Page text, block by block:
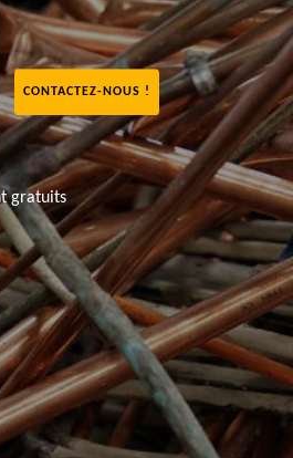
CONTACTEZ-NOUS !
gratuits